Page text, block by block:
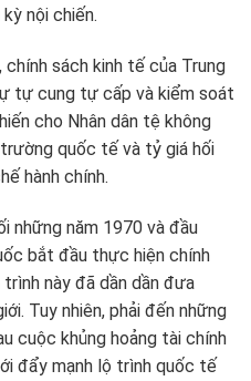
nội chiến.
sách kinh tế của Trung
tự cung tự cấp và kiểm soát
cho Nhân dân tệ không
quốc tế và tỷ giá hối
hành chính.
những năm 1970 và đầu
bắt đầu thực hiện chính
này đã dần dần đưa
Tuy nhiên, phải đến những
cuộc khủng hoảng tài chính
đẩy mạnh lộ trình quốc tế